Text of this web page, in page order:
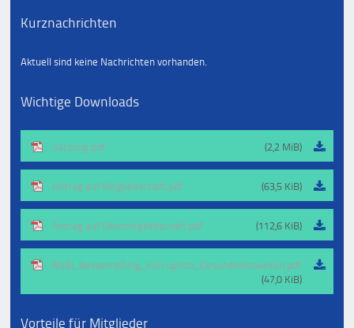
Kurznachrichten
Aktuell sind keine Nachrichten vorhanden.
Wichtige Downloads
Satzung.pdf (2,2 MiB)
Antrag auf Mitgliedschaft.pdf (63,5 KiB)
Antrag auf Gastmitgliedschaft.pdf (112,6 KiB)
BGBl_Bekaempfung_Korruption_Gesundheitswesen.pdf
(47,0 KiB)
Vorteile für Mitglieder